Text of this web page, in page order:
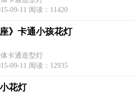
09-11 阅读：11420
座》卡通小孩花灯
卡通造型灯
09-11 阅读：12935
花灯